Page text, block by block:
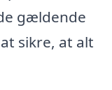
gældende
sikre, at alt